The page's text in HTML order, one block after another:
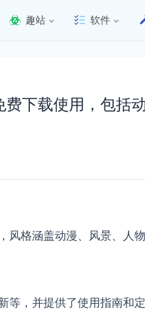
趣站 软件
下载使用，包括
格涵盖动漫、风景、人物
，并提供了使用指南和定